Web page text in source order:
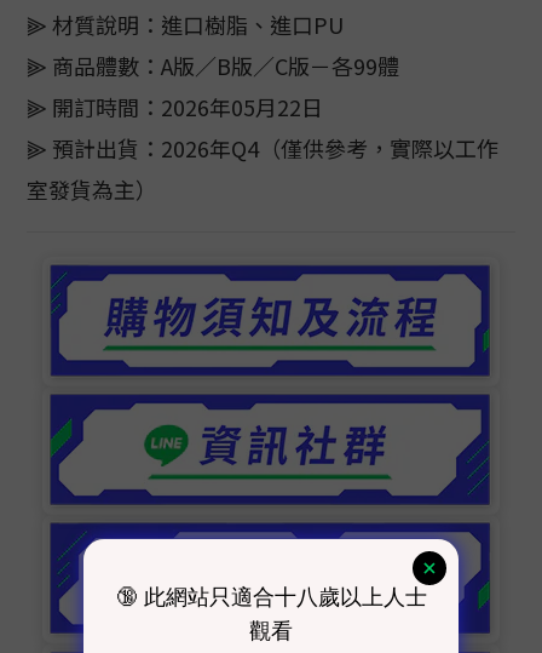
⫸ 材質說明：進口樹脂、進口PU
⫸ 商品體數：A版／B版／C版－各99體
⫸ 開訂時間：2026年05月22日
⫸ 預計出貨：2026年Q4（僅供參考，實際以工作
室發貨為主）